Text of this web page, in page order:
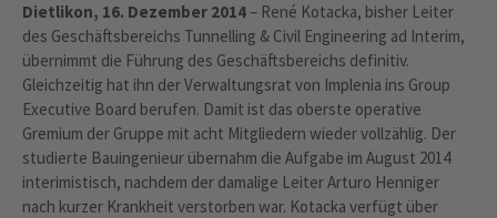
Dietlikon, 16. Dezember 2014– René Kotacka, bisher Leiter
des Geschäftsbereichs Tunnelling & Civil Engineering ad Interim,
übernimmt die Führung des Geschäftsbereichs definitiv.
Gleichzeitig hat ihn der Verwaltungsrat von Implenia ins Group
Executive Board berufen. Damit ist das oberste operative
Gremium der Gruppe mit acht Mitgliedern wieder vollzählig. Der
studierte Bauingenieur übernahm die Aufgabe im August 2014
interimistisch, nachdem der damalige Leiter Arturo Henniger
nach kurzer Krankheit verstorben war. Kotacka verfügt über